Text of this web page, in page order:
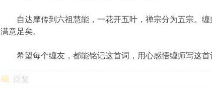
自达摩传到六祖慧能，一花开五叶，禅宗分为五宗。缠
满意足矣。
希望每个缠友，都能铭记这首词，用心感悟缠师写这首
回复